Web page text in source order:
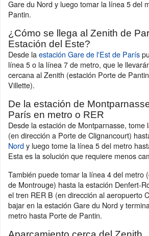
Gare du Nord y luego tomar la línea 5 del
Pantin.
¿Cómo se llega al Zenith de
Estación del Este?
Desde laestación Gare de l'Est de París
línea 5 o la línea 7 de metro, que le
cercana al Zenith (estación Porte de
Villette).
De la estación de
París en metro o RER
Desde la estación de Montparnasse, tome
(en dirección a Porte de Clignancourt)
Nordy luego tome la línea 5 del metro
Esta es la solución que requiere menos
También puede tomar la línea 4 del metro
de Montrouge) hasta la estación Denfert-
el tren RER B (en dirección al aeropuerto
bajar en la estación Gare du Nord y
metro hasta Porte de Pantin.